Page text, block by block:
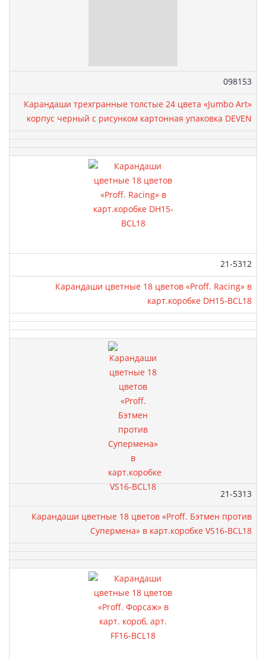
Артикул:
098153
Карандаши трехгранные толстые 24 цвета «Jumbo Art»
корпус черный с рисунком картонная упаковка DEVEN
Артикул:
21-5312
Карандаши цветные 18 цветов «Proff. Racing» в
карт.коробке DH15-BCL18
Артикул:
21-5313
Карандаши цветные 18 цветов «Proff. Бэтмен против
Супермена» в карт.коробке VS16-BCL18